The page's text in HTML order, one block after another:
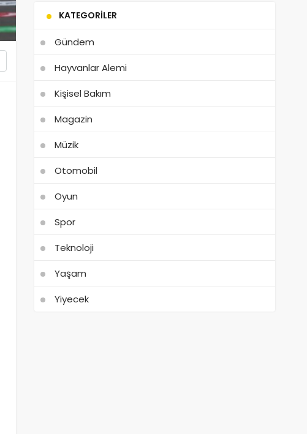
KATEGORILER
Gündem
Hayvanlar Alemi
Kişisel Bakım
Magazin
Müzik
Otomobil
Oyun
Spor
Teknoloji
Yaşam
Yiyecek